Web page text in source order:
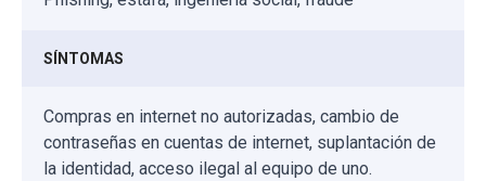
SÍNTOMAS
Compras en internet no autorizadas, cambio de
contraseñas en cuentas de internet, suplantación de
la identidad, acceso ilegal al equipo de uno.